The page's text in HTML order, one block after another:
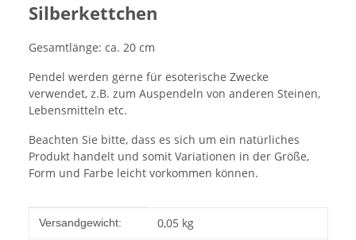
Silberkettchen
Gesamtlänge: ca. 20 cm
Pendel werden gerne für esoterische Zwecke
verwendet, z.B. zum Auspendeln von anderen Steinen,
Lebensmitteln etc.
Beachten Sie bitte, dass es sich um ein natürliches
Produkt handelt und somit Variationen in der Größe,
Form und Farbe leicht vorkommen können.
Produkteigenschaft
Wert
Versandgewicht: 0,05 kg